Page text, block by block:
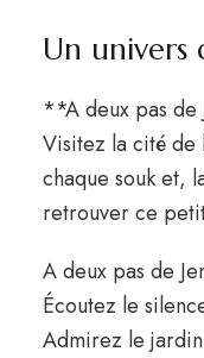
Un univers
**A deux pas de
Visitez la cité de
chaque souk et,
retrouver ce
A deux pas de
Écoutez le
Admirez le